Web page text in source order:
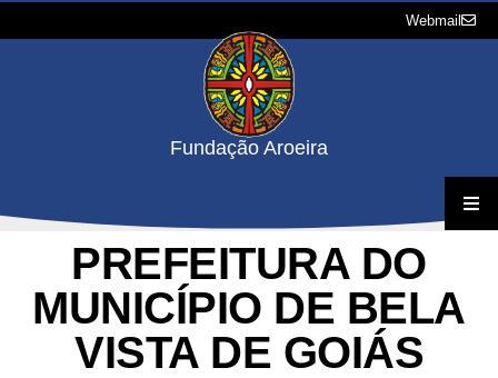
Webmail
Fundação Aroeira
A Fundação
Projetos
PREFEITURA DO
MUNICÍPIO DE BELA
VISTA DE GOIÁS